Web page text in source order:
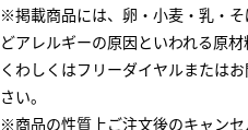
※掲載商品には、卵・小麦・乳・
どアレルギーの原因といわれる原
くわしくはフリーダイヤルまたは
さい。
※商品の性質上ご注文後のキャンセ